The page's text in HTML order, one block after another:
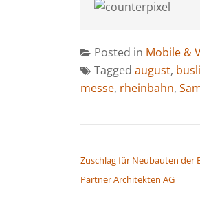
Posted in Mobile &
Tagged august,
messe, rheinbahn,
Zuschlag für Neubauten der
Partner Architekten AG